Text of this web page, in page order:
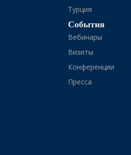
Турция
События
Вебинары
Визиты
Конференции
Пресса